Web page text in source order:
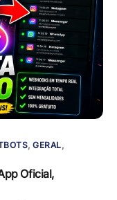
,GERAL,
Oficial,